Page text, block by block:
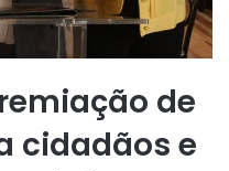
de
cidadãos e